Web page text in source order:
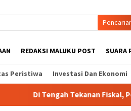
REDAKSI MALUKU POST SUARA
Peristiwa Investasi Dan Ekonomi
Di Tengah Tekanan Fiskal,